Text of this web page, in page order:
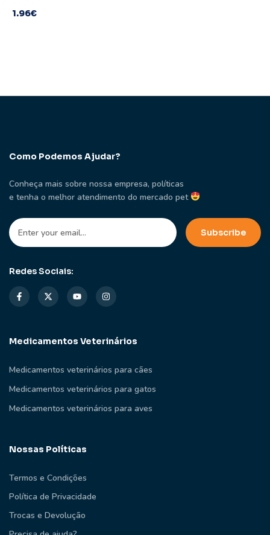
1.96€
Como Podemos Ajudar?
Conheça mais sobre nossa empresa, políticas
e tenha o melhor atendimento do mercado pet
Redes Sociais:
Medicamentos Veterinários
Medicamentos veterinários para cães
Medicamentos veterinários para gatos
Medicamentos veterinários para aves
Nossas Políticas
Termos e Condições
Política de Privacidade
Trocas e Devolução